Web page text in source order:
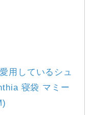
用しているシュ
寝袋 マミー